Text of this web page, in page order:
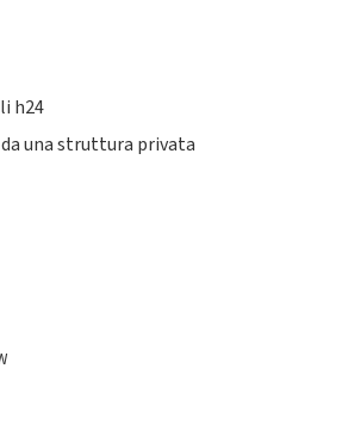
h24
una struttura privata